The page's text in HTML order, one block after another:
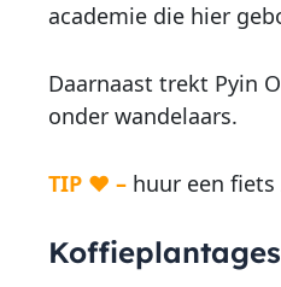
academie die hier
Daarnaast trekt Pyin
onder wandelaars.
TIP ♥ –huur een fiets